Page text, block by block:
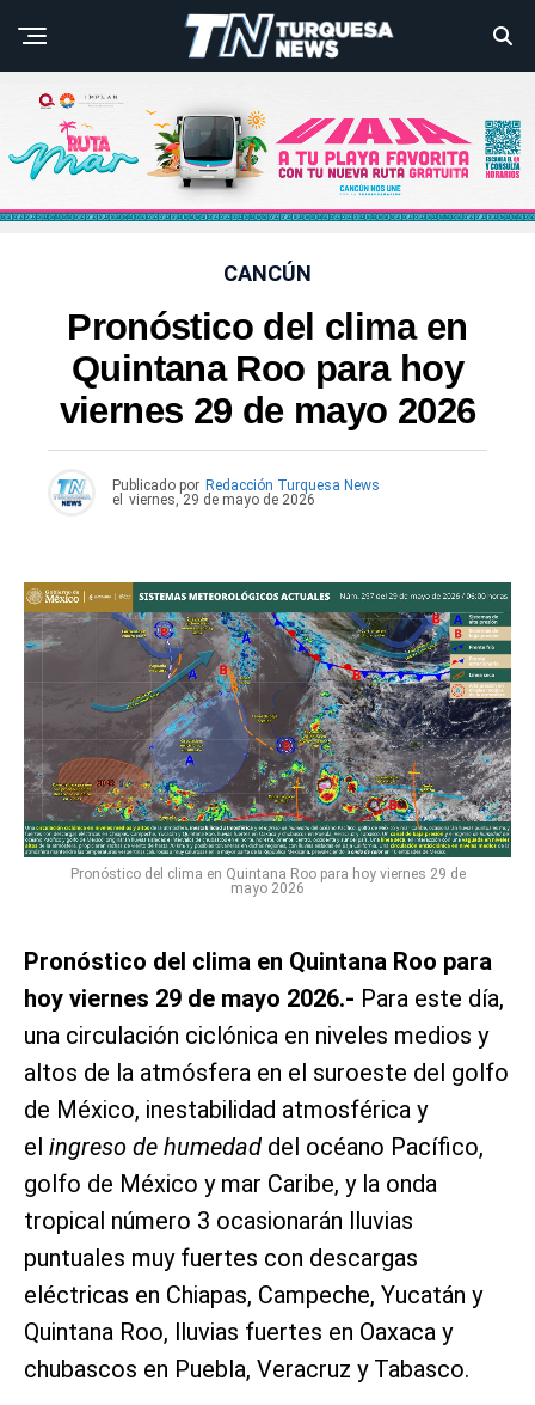
CANCÚN
Pronóstico del clima en
Quintana Roo para hoy
viernes 29 de mayo 2026
Publicado por Redacción Turquesa News
el viernes, 29 de mayo de 2026
Pronóstico del clima en Quintana Roo para hoy viernes 29 de
mayo 2026
Pronóstico del clima en Quintana Roo para
hoy viernes 29 de mayo 2026.- Para este día,
una circulación ciclónica en niveles medios y
altos de la atmósfera en el suroeste del golfo
de México, inestabilidad atmosférica y
el ingreso de humedad del océano Pacífico,
golfo de México y mar Caribe, y la onda
tropical número 3 ocasionarán lluvias
puntuales muy fuertes con descargas
eléctricas en Chiapas, Campeche, Yucatán y
Quintana Roo, lluvias fuertes en Oaxaca y
chubascos en Puebla, Veracruz y Tabasco.